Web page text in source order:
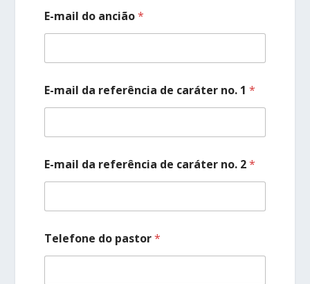
E-mail do ancião*
E-mail da referência de caráter no. 1*
E-mail da referência de caráter no. 2*
Telefone do pastor*